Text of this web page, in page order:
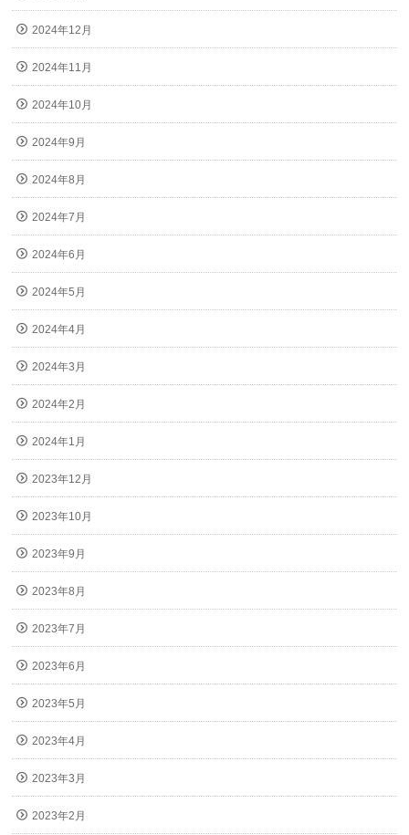
2024年12月
2024年11月
2024年10月
2024年9月
2024年8月
2024年7月
2024年6月
2024年5月
2024年4月
2024年3月
2024年2月
2024年1月
2023年12月
2023年10月
2023年9月
2023年8月
2023年7月
2023年6月
2023年5月
2023年4月
2023年3月
2023年2月